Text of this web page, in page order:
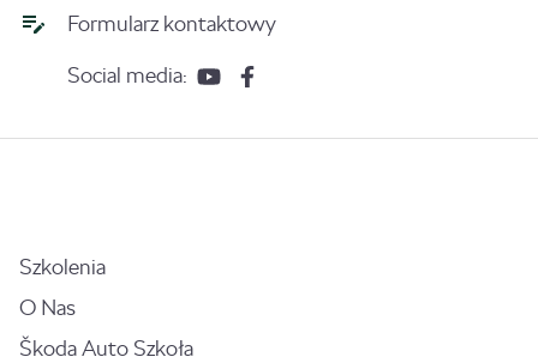
Formularz kontaktowy
Social media:
Szkolenia
O Nas
Škoda Auto Szkoła